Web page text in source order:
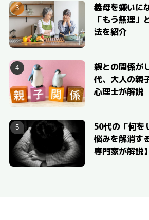
義母を嫌いに
「もう無理」
法を紹介
親との関係が
代、大人の親
心理士が解説
50代の「何を
悩みを解消す
専門家が解説】